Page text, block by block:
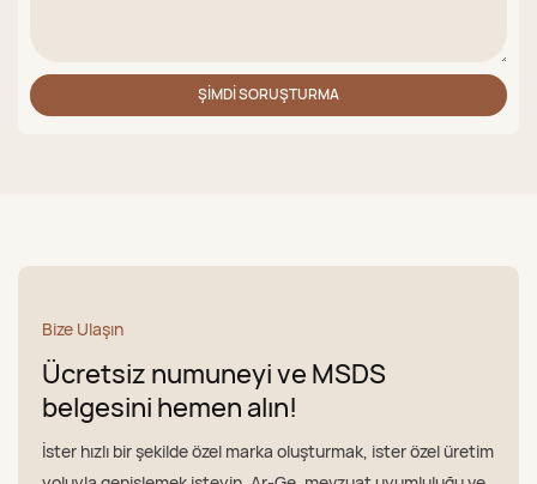
ŞIMDI SORUŞTURMA
Bize Ulaşın
Ücretsiz numuneyi ve MSDS
belgesini hemen alın!
İster hızlı bir şekilde özel marka oluşturmak, ister özel üretim